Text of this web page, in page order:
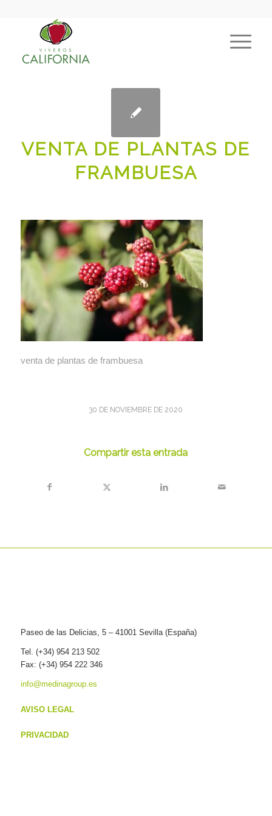
VENTA DE PLANTAS DE
FRAMBUESA
venta de plantas de frambuesa
30 DE NOVIEMBRE DE 2020
Compartir esta entrada
Paseo de las Delicias, 5 – 41001 Sevilla (España)
Tel. (+34) 954 213 502
Fax: (+34) 954 222 346
info@medinagroup.es
AVISO LEGAL
PRIVACIDAD